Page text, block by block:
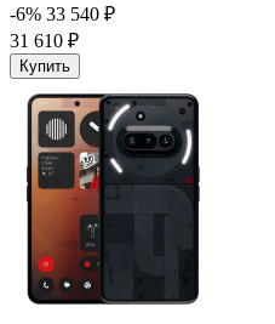
-6% 33 540 ₽
31 610 ₽
Купить